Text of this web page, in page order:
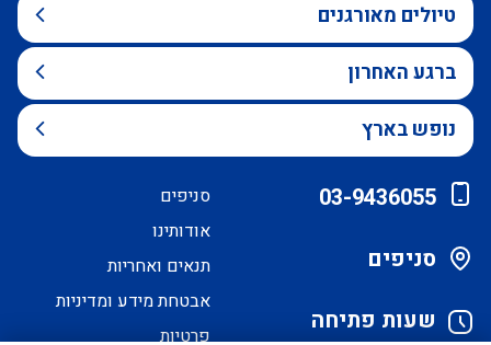
טיולים מאורגנים
ברגע האחרון
נופש בארץ
03-9436055
סניפים
שעות פתיחה
סניפים
אודותינו
תנאים ואחריות
אבטחת מידע ומדיניות
פרטיות